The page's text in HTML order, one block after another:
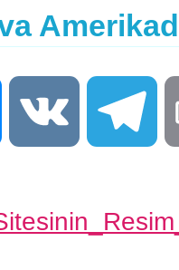
Messenger VK